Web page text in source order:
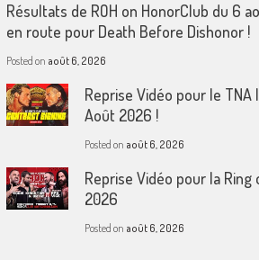
Résultats de ROH on HonorClub du 6
en route pour Death Before Dishonor !
Posted on août 6, 2026
Reprise Vidéo pour le
Août 2026 !
Posted on août 6, 2026
Reprise Vidéo pour la
2026
Posted on août 6, 2026